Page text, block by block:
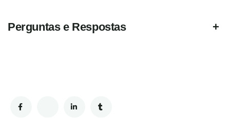
Perguntas e Respostas +